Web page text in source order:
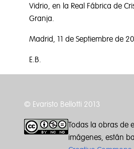
Vidrio, en la Real Fábrica de
Granja.
Madrid, 11 de Septiembre de
E.B.
© Evaristo Bellotti 2013
Todas la obras de
imágenes, están